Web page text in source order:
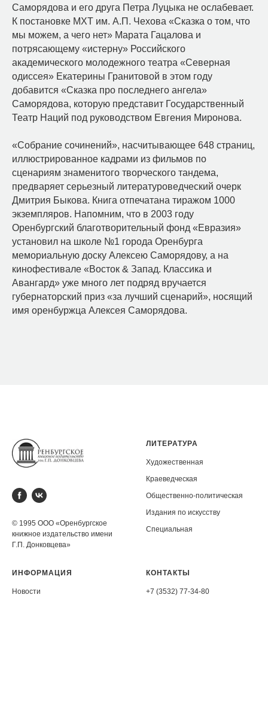
Саморядова и его друга Петра Луцыка не ослабевает.
К постановке МХТ им. А.П. Чехова «Сказка о том, что
мы можем, а чего нет» Марата Гацалова и
потрясающему «истерну» Российского
академического молодежного театра «Северная
одиссея» Екатерины Гранитовой в этом году
добавится «Сказка про последнего ангела»
Саморядова, которую представит Государственный
Театр Наций под руководством Евгения Миронова.
«Собрание сочинений», насчитывающее 648 страниц,
иллюстрированное кадрами из фильмов по
сценариям знаменитого творческого тандема,
предваряет серьезный литературоведческий очерк
Дмитрия Быкова. Книга отпечатана тиражом 1000
экземпляров. Напомним, что в 2003 году
Оренбургский благотворительный фонд «Евразия»
установил на школе №1 города Оренбурга
мемориальную доску Алексею Саморядову, а на
кинофестивале «Восток & Запад. Классика и
Авангард» уже много лет подряд вручается
губернаторский приз «за лучший сценарий», носящий
имя оренбуржца Алексея Саморядова.
© 1995 ООО «Оренбургское
книжное издательство имени
Г.П. Донковцева»
ЛИТЕРАТУРА
Художественная
Краеведческая
Общественно-политическая
Издания по искусству
Специальная
ИНФОРМАЦИЯ
Новости
КОНТАКТЫ
+7 (3532) 77-34-80